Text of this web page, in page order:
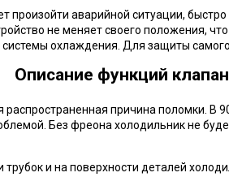
произойти аварийной ситуации,
не меняет своего положения,
охлаждения. Для защиты
Описание функций
распространенная причина поломки. В
Без фреона холодильник не
трубок и на поверхности деталей